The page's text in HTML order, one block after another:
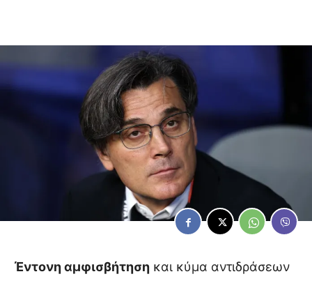
Έντονη αμφισβήτηση και κύμα αντιδράσεων